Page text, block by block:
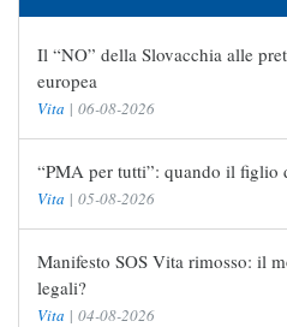
Il “NO” della Slovacchia alle
europea
Vita | 06-08-2026
“PMA per tutti”: quando il figlio
Vita | 05-08-2026
Manifesto SOS Vita rimosso: il
legali?
Vita | 04-08-2026